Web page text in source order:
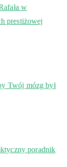
w
prestiżowej
Twój mózg był
poradnik